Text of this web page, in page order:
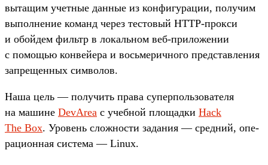
вытащим учет­ные дан­ные из кон­фигура­ции, получим
выпол­нение команд через тес­товый HTTP-прок­си
и обой­дем филь­тр в локаль­ном веб‑при­ложе­нии
с помощью кон­вей­ера и вось­мерич­ного пред­став­ления
зап­рещен­ных сим­волов.
На­ша цель — получить пра­ва супер­поль­зовате­ля
на машине DevArea с учеб­ной пло­щад­ки Hack
The Box. Уро­вень слож­ности задания — сред­ний, опе­
раци­онная сис­тема — Linux.